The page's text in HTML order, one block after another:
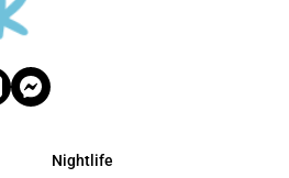
Nightlife